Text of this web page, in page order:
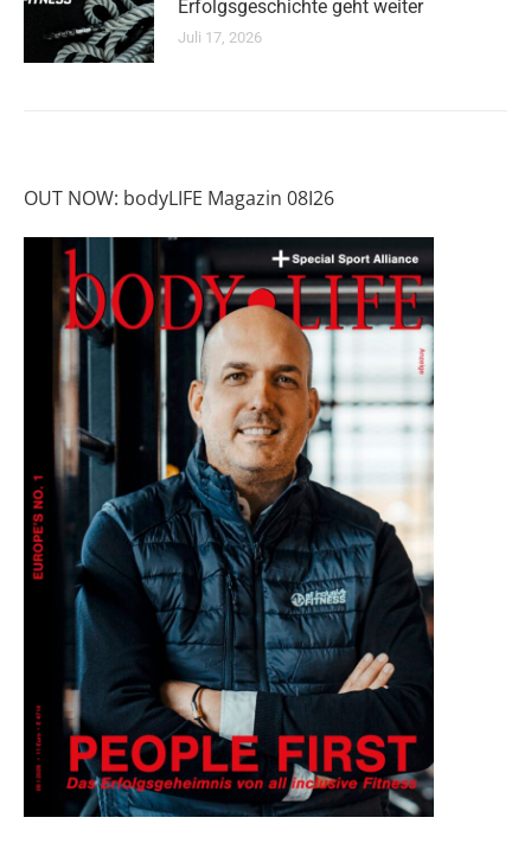
Erfolgsgeschichte geht weiter
Juli 17, 2026
OUT NOW: bodyLIFE Magazin 08I26